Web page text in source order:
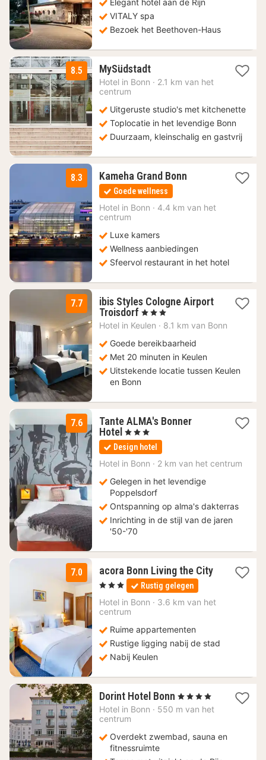
Elegant hotel aan de Rijn
VITALY spa
Bezoek het Beethoven-Haus
8.5 MySüdstadt2
nachten
€
Hotel in Bonn · 2.1 km van het
centrum
Uitgeruste studio's met kitchenette
Toplocatie in het levendige Bonn
Duurzaam, kleinschalig en gastvrij
8.3 Kameha Grand Bonn1
128,10
Goede wellness
Hotel in Bonn · 4.4 km van het
centrum
Luxe kamers
Wellness aanbiedingen
Sfeervol restaurant in het hotel
7.7
ibis Styles Cologne Airport
Troisdorf 1
nacht
69
€
, 3 Sterren
Hotel in Keulen · 8.1 km van Bonn
Goede bereikbaarheid
Met 20 minuten in Keulen
Uitstekende locatie tussen Keulen
en Bonn
7.6
Tante ALMA's Bonner
Hotel 1
nacht
vanaf
88,83
, 3 Sterren
Design hotel
Hotel in Bonn · 2 km van het centrum
Gelegen in het levendige
Poppelsdorf
Ontspanning op alma's dakterras
Inrichting in de stijl van de jaren
'50-'70
7.0
acora Bonn Living the City
1
nacht
vanaf
66,45
, 3 Sterren Rustig gelegen
Hotel in Bonn · 3.6 km van het
centrum
Ruime appartementen
Rustige ligging nabij de stad
Nabij Keulen
Dorint Hotel Bonn 1
nacht
€
, 4 Sterren
Hotel in Bonn · 550 m van het
centrum
Overdekt zwembad, sauna en
fitnessruimte